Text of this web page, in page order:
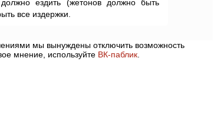
ездить (жетонов должно быть
все издержки.
мы вынуждены отключить возможность
мнение, используйте ВК-паблик